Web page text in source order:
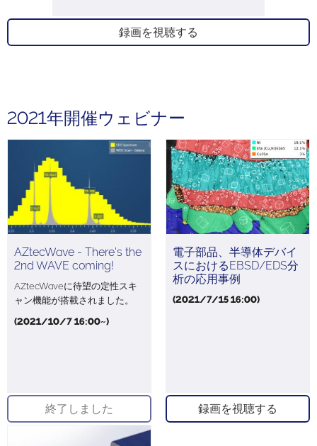
録画を視聴する
2021年開催ウェビナー
AZtecWave - There's the
2nd WAVE coming!
AZtecWaveに待望の定性スキ
ャン機能が搭載されました。
(2021/10/7 16:00~)
終了しました
電子部品、半導体デバイ
スにおけるEBSD/EDS分
析の応用事例
(2021/7/15 16:00)
録画を視聴する